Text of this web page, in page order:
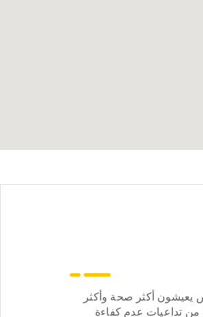
أكثر صحة وأكثر
من تداعيات عدم كفاءة